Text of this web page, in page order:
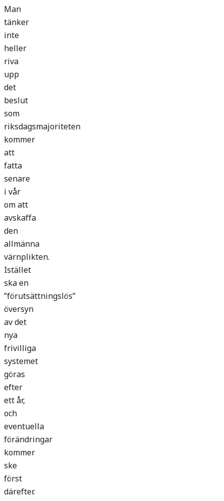
Man
tänker
inte
heller
riva
upp
det
beslut
som
riksdagsmajoriteten
kommer
att
fatta
senare
i vår
om att
avskaffa
den
allmänna
värnplikten.
Istället
ska en
”förutsättningslös”
översyn
av det
nya
frivilliga
systemet
göras
efter
ett år,
och
eventuella
förändringar
kommer
ske
först
därefter.